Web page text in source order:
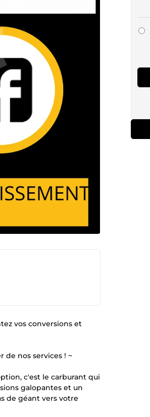
vos conversions et
de nos services ! ~
c'est le carburant qui
galopantes et un
de géant vers votre